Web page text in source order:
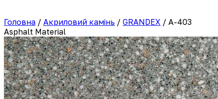
Головна / Акриловий камінь / GRANDEX / A-403
Asphalt Material